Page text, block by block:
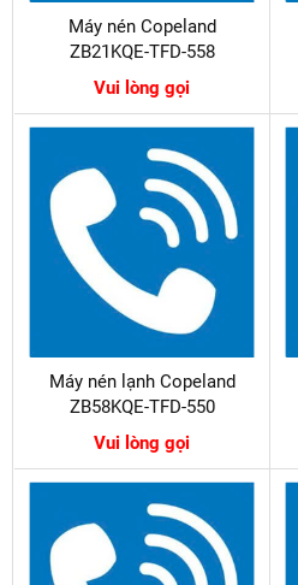
Máy nén Copeland
ZB21KQE-TFD-558
Vui lòng gọi
Máy nén lạnh Copeland
ZB58KQE-TFD-550
Vui lòng gọi